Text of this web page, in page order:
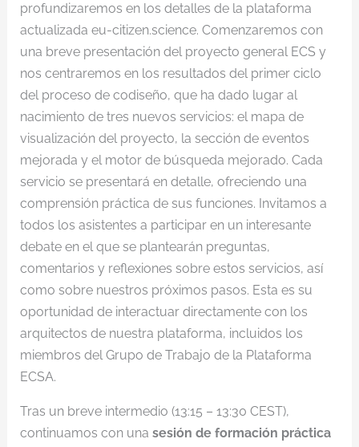
profundizaremos en los detalles de la plataforma
actualizada eu-citizen.science. Comenzaremos con
una breve presentación del proyecto general ECS y
nos centraremos en los resultados del primer ciclo
del proceso de codiseño, que ha dado lugar al
nacimiento de tres nuevos servicios: el mapa de
visualización del proyecto, la sección de eventos
mejorada y el motor de búsqueda mejorado. Cada
servicio se presentará en detalle, ofreciendo una
comprensión práctica de sus funciones. Invitamos a
todos los asistentes a participar en un interesante
debate en el que se plantearán preguntas,
comentarios y reflexiones sobre estos servicios, así
como sobre nuestros próximos pasos. Esta es su
oportunidad de interactuar directamente con los
arquitectos de nuestra plataforma, incluidos los
miembros del Grupo de Trabajo de la Plataforma
ECSA.
Tras un breve intermedio (13:15 – 13:30 CEST),
continuamos con una sesión de formación práctica